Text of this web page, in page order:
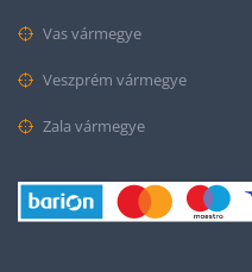
Vas vármegye
Veszprém vármegye
Zala vármegye